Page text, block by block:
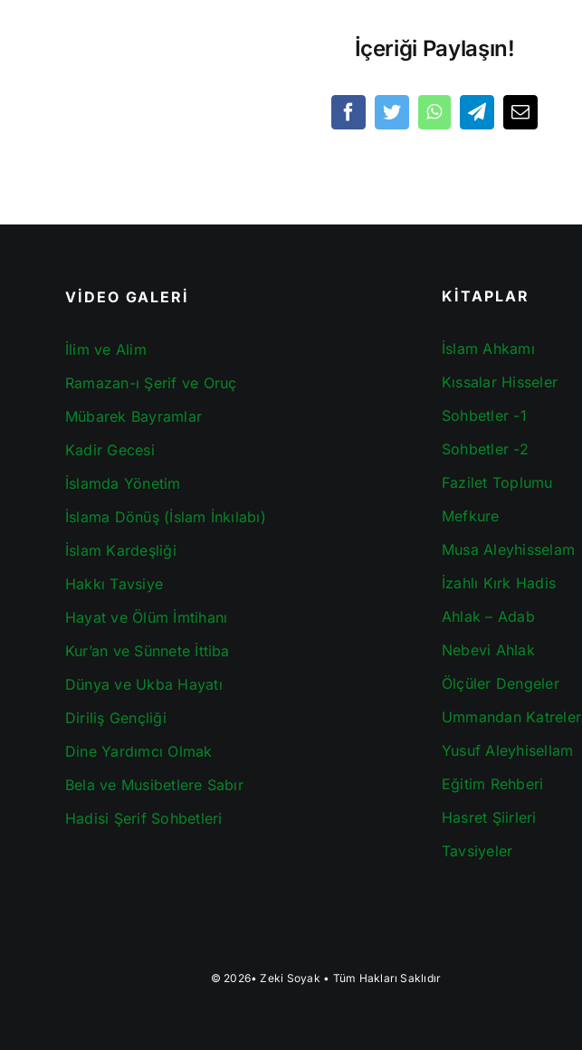
İçeriği Paylaşın!
VİDEO GALERİ
İlim ve Alim
Ramazan-ı Şerif ve Oruç
Mübarek Bayramlar
Kadir Gecesi
İslamda Yönetim
İslama Dönüş (İslam İnkılabı)
İslam Kardeşliği
Hakkı Tavsiye
Hayat ve Ölüm İmtihanı
Kur’an ve Sünnete İttiba
Dünya ve Ukba Hayatı
Diriliş Gençliği
Dine Yardımcı Olmak
Bela ve Musibetlere Sabır
Hadisi Şerif Sohbetleri
KİTAPLAR
İslam Ahkamı
Kıssalar Hisseler
Sohbetler -1
Sohbetler -2
Fazilet Toplumu
Mefkure
Musa Aleyhisselam
İzahlı Kırk Hadis
Ahlak – Adab
Nebevi Ahlak
Ölçüler Dengeler
Ummandan Katreler
Yusuf Aleyhisellam
Eğitim Rehberi
Hasret Şiirleri
Tavsiyeler
© 2026•Zeki Soyak• Tüm Hakları Saklıdır